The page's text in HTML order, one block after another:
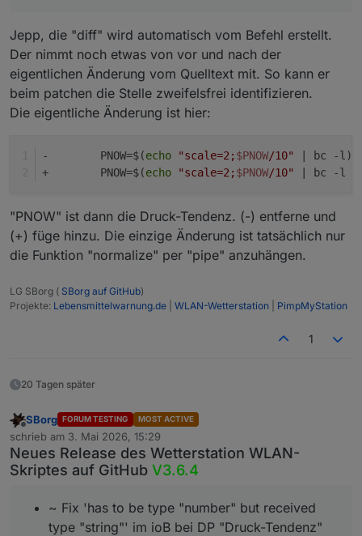
Jepp, die "diff" wird automatisch vom Befehl erstellt.
Der nimmt noch etwas von vor und nach der
eigentlichen Änderung vom Quelltext mit. So kann er
beim patchen die Stelle zweifelsfrei identifizieren.
Die eigentliche Änderung ist hier:
-	 PNOW=$(echo "scale=2; $PNOW/10"
| bc -l)
+	 PNOW=$(echo "scale=2; $PNOW/10" | bc -l |
"PNOW" ist dann die Druck-Tendenz. (-) entferne und
(+) füge hinzu. Die einzige Änderung ist tatsächlich nur
die Funktion "normalize" per "pipe" anzuhängen.
LG SBorg ( SBorg auf GitHub)
Projekte: Lebensmittelwarnung.de WLAN-Wetterstation PimpMyStation
1
20 Tagen später
Offline
SBorg FORUM TESTING MOST ACTIVE
schrieb am 3. Mai 2026, 15:29
zuletzt editiert von
Neues Release des Wetterstation WLAN-
Skriptes auf GitHub V3.6.4
~ Fix 'has to be type "number" but received
type "string"' im ioB bei DP "Druck-Tendenz"